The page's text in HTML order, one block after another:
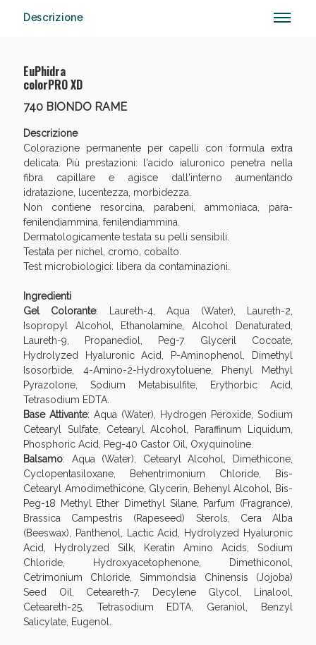
Descrizione
EuPhidra
colorPRO XD
740 BIONDO RAME
Descrizione
Colorazione permanente per capelli con formula extra
delicata. Più prestazioni: l'acido ialuronico penetra nella
fibra capillare e agisce dall'interno aumentando
idratazione, lucentezza, morbidezza.
Non contiene resorcina, parabeni, ammoniaca, para-
fenilendiammina, fenilendiammina.
Dermatologicamente testata su pelli sensibili.
Testata per nichel, cromo, cobalto.
Test microbiologici: libera da contaminazioni.
Ingredienti
Gel Colorante: Laureth-4, Aqua (Water), Laureth-2,
Isopropyl Alcohol, Ethanolamine, Alcohol Denaturated,
Laureth-9, Propanediol, Peg-7 Glyceril Cocoate,
Hydrolyzed Hyaluronic Acid, P-Aminophenol, Dimethyl
Isosorbide, 4-Amino-2-Hydroxytoluene, Phenyl Methyl
Pyrazolone, Sodium Metabisulfite, Erythorbic Acid,
Tetrasodium EDTA.
Base Attivante: Aqua (Water), Hydrogen Peroxide, Sodium
Cetearyl Sulfate, Cetearyl Alcohol, Paraffinum Liquidum,
Phosphoric Acid, Peg-40 Castor Oil, Oxyquinoline.
Balsamo: Aqua (Water), Cetearyl Alcohol, Dimethicone,
Cyclopentasiloxane, Behentrimonium Chloride, Bis-
Cetearyl Amodimethicone, Glycerin, Behenyl Alcohol, Bis-
Peg-18 Methyl Ether Dimethyl Silane, Parfum (Fragrance),
Brassica Campestris (Rapeseed) Sterols, Cera Alba
(Beeswax), Panthenol, Lactic Acid, Hydrolyzed Hyaluronic
Acid, Hydrolyzed Silk, Keratin Amino Acids, Sodium
Chloride, Hydroxyacetophenone, Dimethiconol,
Cetrimonium Chloride, Simmondsia Chinensis (Jojoba)
Seed Oil, Ceteareth-7, Decylene Glycol, Linalool,
Ceteareth-25, Tetrasodium EDTA, Geraniol, Benzyl
Salicylate, Eugenol.
Vie Urinarie e Prostata: Sconti fino al 45% oggi!
Benessere Intestinale: Sconto fino al 55% valido
Scopri le offerte di Oggi